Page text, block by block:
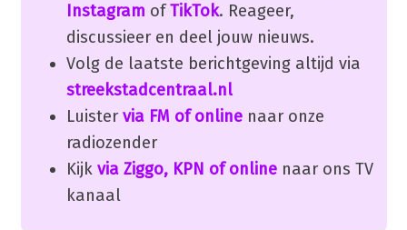
Instagram ofTikTok. Reageer,
discussieer en deel jouw nieuws.
Volg de laatste berichtgeving altijd via
streekstadcentraal.nl
Luister via FM of onlinenaar onze
radiozender
Kijk via Ziggo, KPN of onlinenaar ons TV
kanaal